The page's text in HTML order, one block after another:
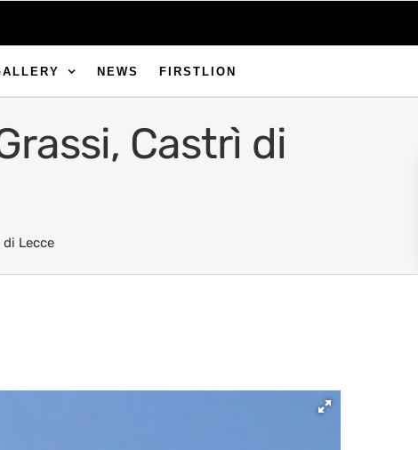
NEWS FIRSTLION
Castrì di
Lecce